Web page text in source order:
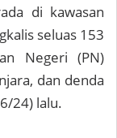
di kawasan
seluas 153
Negeri (PN)
dan denda
24) lalu.